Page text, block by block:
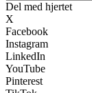
Del med hjertet
X
Facebook
Instagram
LinkedIn
YouTube
Pinterest